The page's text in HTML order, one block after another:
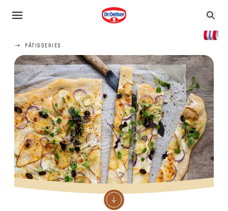
PÂTISSERIES